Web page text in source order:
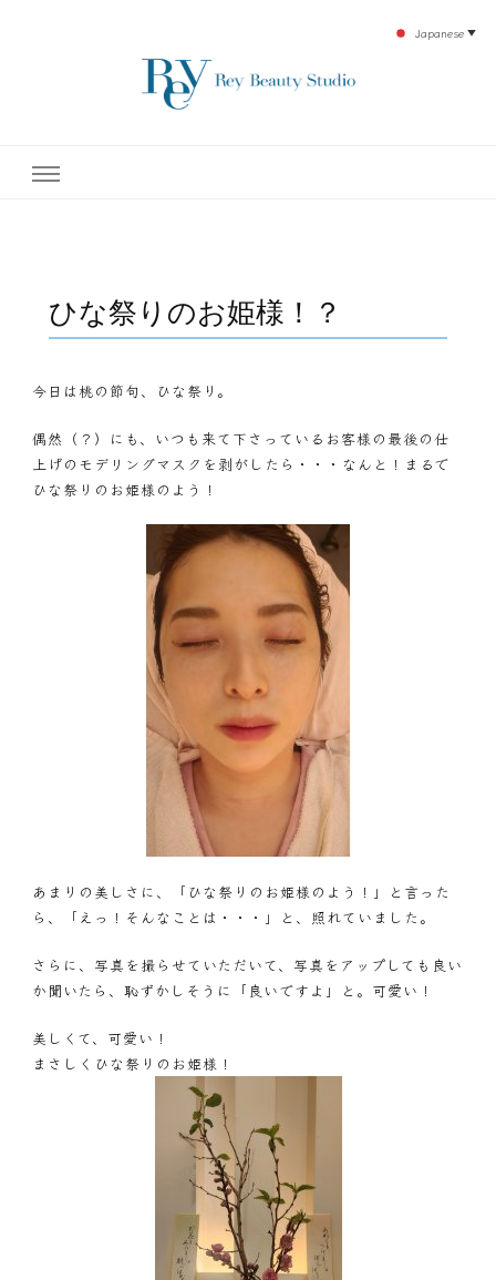
テ開設45年の実績を誇る本格エステだからこそ、お客様が必ず満足してもらえるこ
ひな祭りのお姫様！？
今日は桃の節句、ひな祭り。
偶然（？）にも、いつも来て下さっているお客様の最後の仕
上げのモデリングマスクを剥がしたら・・・なんと！まるで
ひな祭りのお姫様のよう！
あまりの美しさに、「ひな祭りのお姫様のよう！」と言った
ら、「えっ！そんなことは・・・」と、照れていました。
さらに、写真を撮らせていただいて、写真をアップしても良い
か聞いたら、恥ずかしそうに「良いですよ」と。可愛い！
美しくて、可愛い！
まさしくひな祭りのお姫様！
Japanese ▼